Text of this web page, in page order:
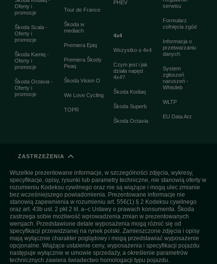
Oferty i
promocje
Škoda Scala -
Oferty i
promocje
Škoda Kamiq -
Oferty i
promocje
Škoda Octavia -
Oferty i
promocje
Tour de France
Škoda w
mediach
Premiera Epiq
Premiera Škody
Peaq
Škoda Vision O
We Love Cycling
TOPR
PHEV
4x4
Wszystko o 4x4
Czym jest i jak
działa napęd
4x4?
Škoda Kodiaq
Škoda Superb
Škoda Octavia
serwisu
Formularz
cofnięcia zgód
Informacja o
przetwarzaniu
danych
System
zgłoszeń
naruszeń -
Whistleb
WLTP
EU Data Act
ZASTRZEŻENIA
Wszelkie prezentowane informacje, w szczególności zdjęcia, wykresy,
specyfikacje, opisy, rysunki lub parametry techniczne, nie stanowią oferty w
rozumieniu Kodeksu cywilnego oraz nie są wiążące i mogą ulec zmianie
bez wcześniejszego powiadomienia. Prezentowane informacje nie
stanowią zapewnienia w rozumieniu art. 556(1) § 2 Kodeksu cywilnego
oraz art. 43b ust. 2 pkt 2 lit. a–c Ustawy o prawach konsumenta. Škoda
zastrzega sobie możliwość wprowadzenia zmian w prezentowanych
wersjach. Przedstawione detale wyposażenia mogą różnić się od
specyfikacji przewidzianej na rynek polski. Zamieszczone zdjęcia i opisy
mają wyłącznie charakter poglądowy i mogą przedstawiać wyposażenie
opcjonalne. Wiążące ustalenie ceny, wyposażenia i specyfikacji pojazdu
następuje wyłącznie w umowie sprzedaży, a określenie parametrów
technicznych zawiera świadectwo homologacji typu pojazdu.